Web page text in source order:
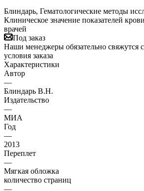
Блиндарь, Гематологические методы
Клиническое значение показателей
врачей
Под заказ
Наши менеджеры обязательно свяжутся
условия заказа
Характеристики
Автор
—
Блиндарь В.Н.
Издательство
—
МИА
Год
—
2013
Переплет
—
Мягкая обложка
количество страниц
—